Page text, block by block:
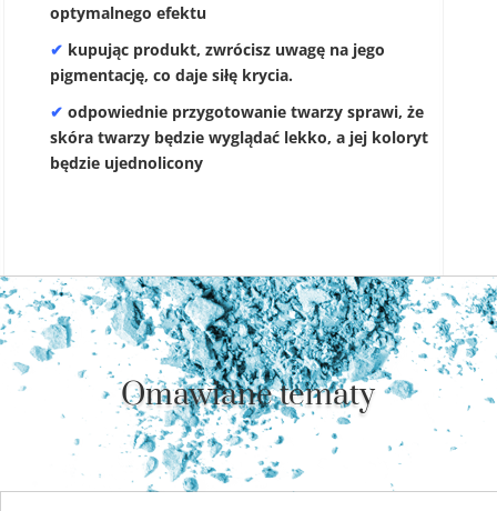
optymalnego efektu
✔ kupując produkt, zwrócisz uwagę na jego
pigmentację, co daje siłę krycia.
✔ odpowiednie przygotowanie twarzy sprawi, że
skóra twarzy będzie wyglądać lekko, a jej koloryt
będzie ujednolicony
Omawiane tematy